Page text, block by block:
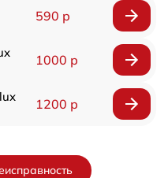
590 р
1000 р
1200 р